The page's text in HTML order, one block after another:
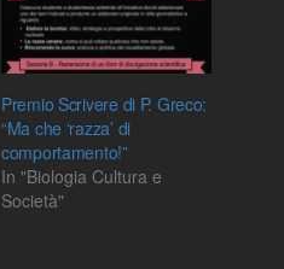
Premio Scrivere di P. Greco:
“Ma che ‘razza’ di
comportamento!”
In "Biologia Cultura e
Società"